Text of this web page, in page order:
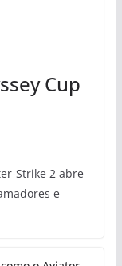
Cup
Strike 2 abre
e